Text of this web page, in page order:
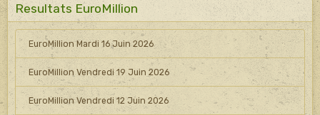
Resultats EuroMillion
EuroMillion Mardi 16 Juin 2026
EuroMillion Vendredi 19 Juin 2026
EuroMillion Vendredi 12 Juin 2026